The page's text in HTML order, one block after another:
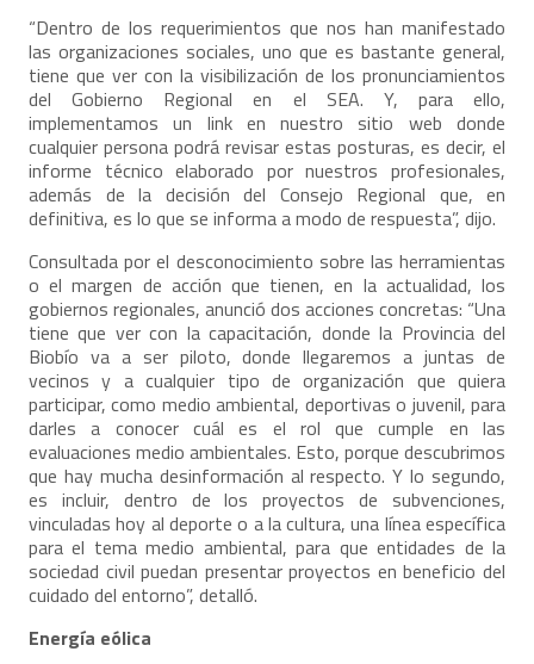
“Dentro de los requerimientos que nos han manifestado
las organizaciones sociales, uno que es bastante general,
tiene que ver con la visibilización de los pronunciamientos
del Gobierno Regional en el SEA. Y, para ello,
implementamos un link en nuestro sitio web donde
cualquier persona podrá revisar estas posturas, es decir, el
informe técnico elaborado por nuestros profesionales,
además de la decisión del Consejo Regional que, en
definitiva, es lo que se informa a modo de respuesta”, dijo.
Consultada por el desconocimiento sobre las herramientas
o el margen de acción que tienen, en la actualidad, los
gobiernos regionales, anunció dos acciones concretas: “Una
tiene que ver con la capacitación, donde la Provincia del
Biobío va a ser piloto, donde llegaremos a juntas de
vecinos y a cualquier tipo de organización que quiera
participar, como medio ambiental, deportivas o juvenil, para
darles a conocer cuál es el rol que cumple en las
evaluaciones medio ambientales. Esto, porque descubrimos
que hay mucha desinformación al respecto. Y lo segundo,
es incluir, dentro de los proyectos de subvenciones,
vinculadas hoy al deporte o a la cultura, una línea específica
para el tema medio ambiental, para que entidades de la
sociedad civil puedan presentar proyectos en beneficio del
cuidado del entorno”, detalló.
Energía eólica